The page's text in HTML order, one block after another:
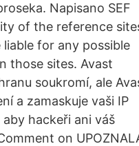
Napisano SEF
of the reference
for any possible
those sites. Avast
soukromí, ale
a zamaskuje vaši IP
hackeři ani váš
on